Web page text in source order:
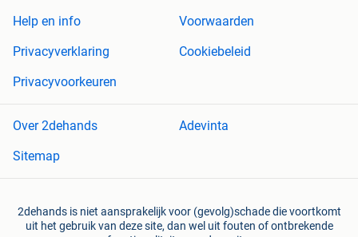
Help en info
Voorwaarden
Privacyverklaring
Cookiebeleid
Privacyvoorkeuren
Over 2dehands
Adevinta
Sitemap
2dehands is niet aansprakelijk voor (gevolg)schade die voortkomt
uit het gebruik van deze site, dan wel uit fouten of ontbrekende